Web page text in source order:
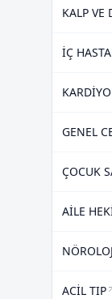
KALP VE
İÇ
GENEL
ÇOCUK
AİLE
ACİL TIP